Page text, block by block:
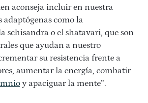
aconseja incluir en nuestra
adaptógenas como la
schisandra o el shatavari, que son
que ayudan a nuestro
su resistencia frente a
aumentar la energía, combatir
y apaciguar la mente”.